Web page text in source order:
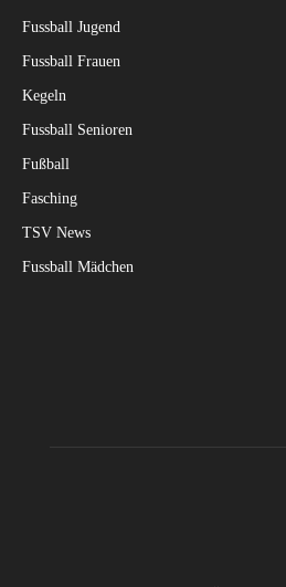
Fussball Jugend
Fussball Frauen
Kegeln
Fussball Senioren
Fußball
Fasching
TSV News
Fussball Mädchen